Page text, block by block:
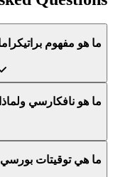
ما هو مفهوم
ما هو نافكارسي ولماذا هو بعد 48 دقيقة
ما هي توقيتات